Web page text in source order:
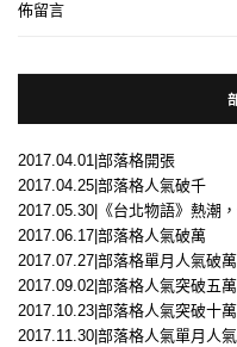
佈留言
2017.04.01|部落格開張
2017.04.25|部落格人氣破千
2017.05.30|《台北物語》熱潮
2017.06.17|部落格人氣破萬
2017.07.27|部落格單月人氣破
2017.09.02|部落格人氣突破五萬
2017.10.23|部落格人氣突破十萬
2017.11.30|部落格人氣單月人